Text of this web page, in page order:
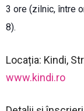
3 ore (zilnic, între
8).
Locația: Kindi,
www.kindi.ro